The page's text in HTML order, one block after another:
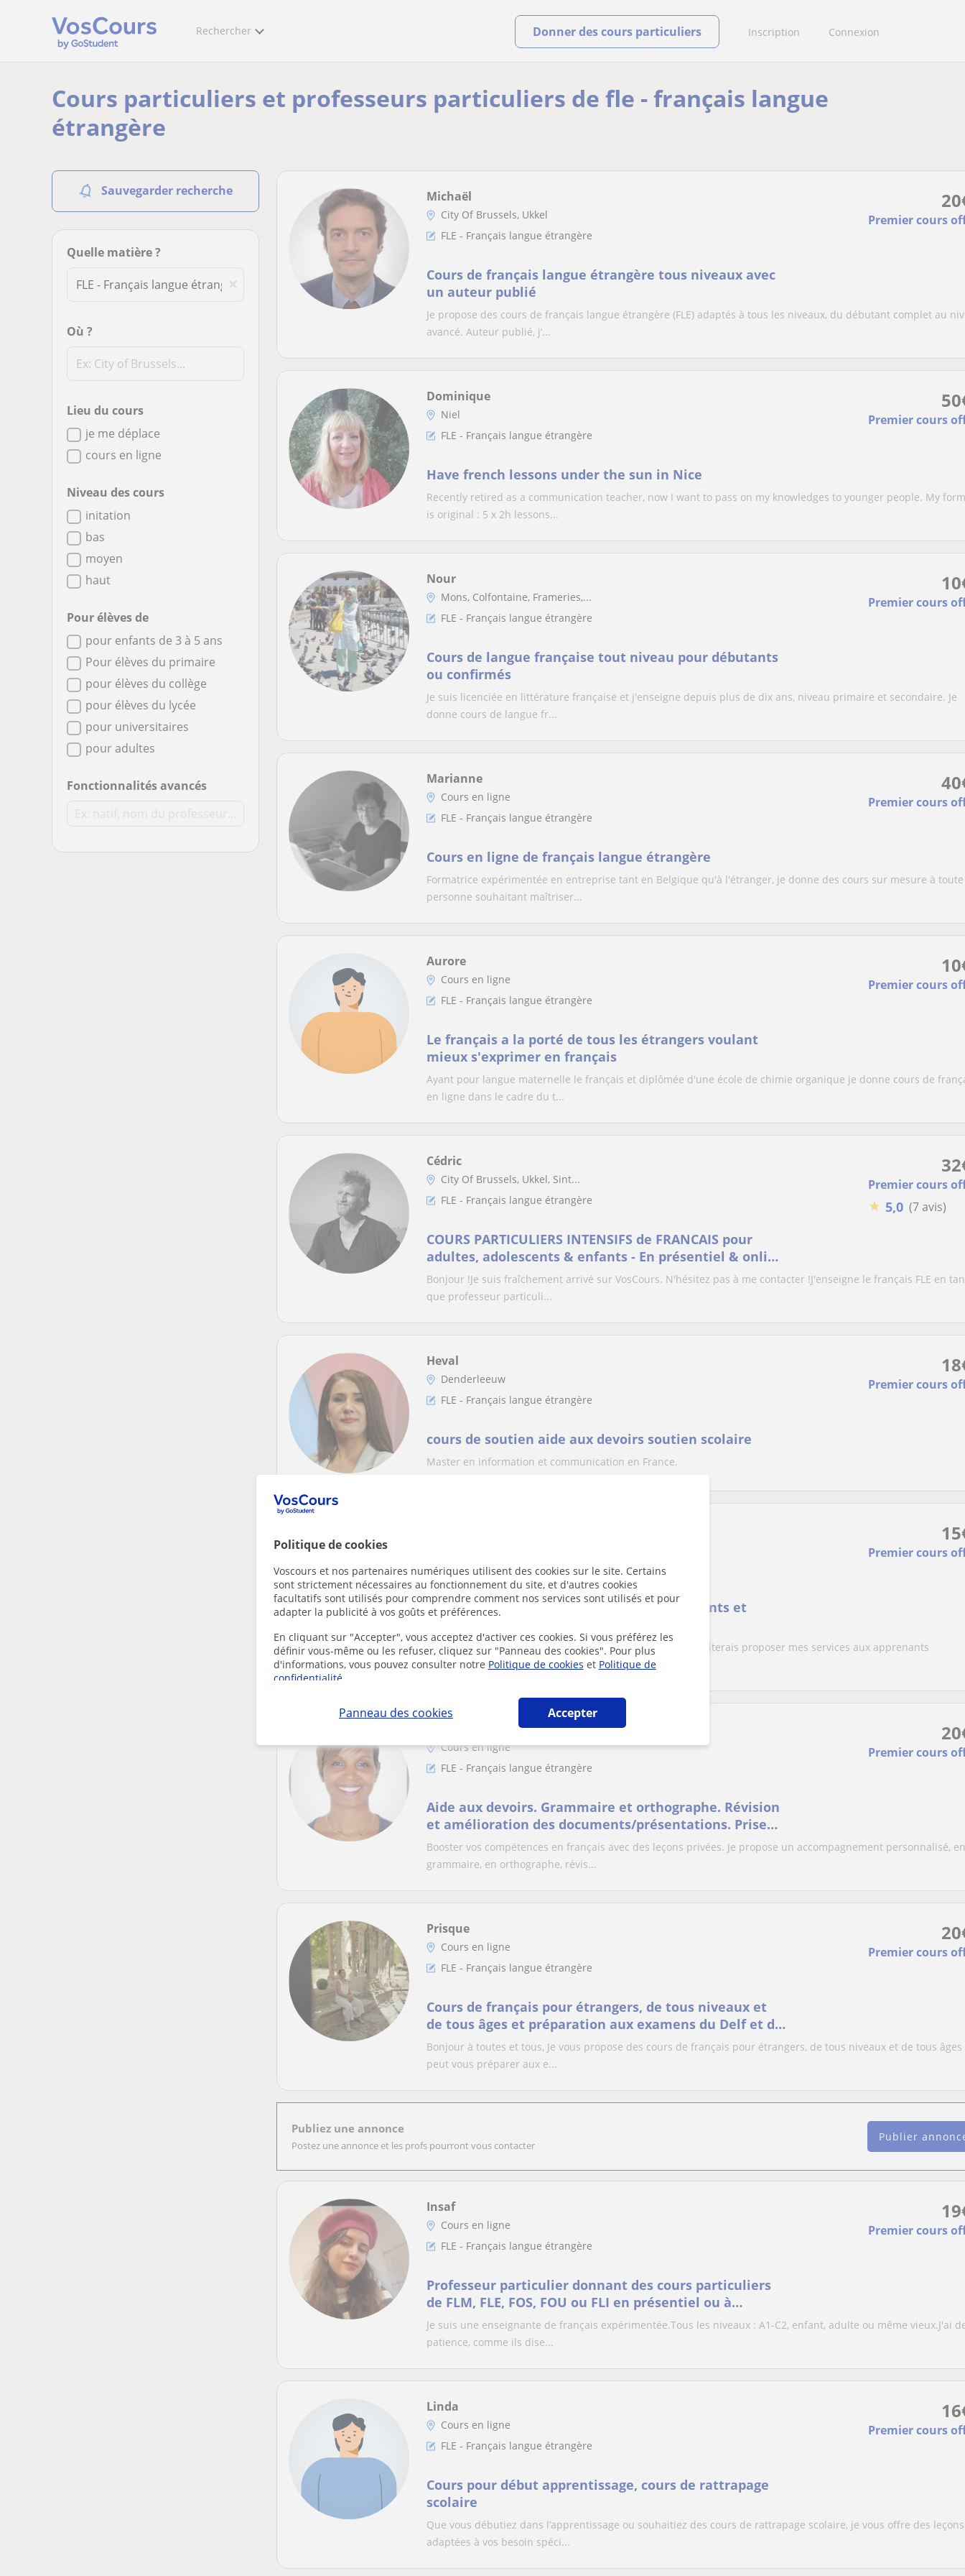
Politique de cookies
Voscours et nos partenaires numériques utilisent des cookies sur le site. Certains
sont strictement nécessaires au fonctionnement du site, et d'autres cookies
facultatifs sont utilisés pour comprendre comment nos services sont utilisés et pour
adapter la publicité à vos goûts et préférences.
En cliquant sur "Accepter", vous acceptez d'activer ces cookies. Si vous préférez les
définir vous-même ou les refuser, cliquez sur "Panneau des cookies". Pour plus
d'informations, vous pouvez consulter notre Politique de cookies et Politique de
confidentialité.
Panneau des cookies Accepter
Rechercher Inscription Connexion
Donner des cours particuliers
Cours particuliers et professeurs particuliers de fle - français langue
étrangère
Sauvegarder recherche
Quelle matière ?
Où ?
Lieu du cours
je me déplace
cours en ligne
Niveau des cours
initation
bas
moyen
haut
Pour élèves de
pour enfants de 3 à 5 ans
Pour élèves du primaire
pour élèves du collège
pour élèves du lycée
pour universitaires
pour adultes
Fonctionnalités avancés
20
Premier cours
Michaël
City Of Brussels, Ukkel
FLE - Français langue étrangère
Cours de français langue étrangère tous niveaux avec
un auteur publié
Je propose des cours de français langue étrangère (FLE) adaptés à tous les niveaux, du débutant complet au
avancé. Auteur publié, j’...
50
Premier cours
Dominique
Niel
FLE - Français langue étrangère
Have french lessons under the sun in Nice
Recently retired as a communication teacher, now I want to pass on my knowledges to younger people. My
is original : 5 x 2h lessons...
10
Premier cours
Nour
Mons, Colfontaine, Frameries,...
FLE - Français langue étrangère
Cours de langue française tout niveau pour débutants
ou confirmés
Je suis licenciée en littérature française et j'enseigne depuis plus de dix ans, niveau primaire et secondaire. Je
donne cours de langue fr...
40
Premier cours
Marianne
Cours en ligne
FLE - Français langue étrangère
Cours en ligne de français langue étrangère
Formatrice expérimentée en entreprise tant en Belgique qu'à l'étranger, je donne des cours sur mesure à toute
personne souhaitant maîtriser...
10
Premier cours
Aurore
Cours en ligne
FLE - Français langue étrangère
Le français a la porté de tous les étrangers voulant
mieux s'exprimer en français
Ayant pour langue maternelle le français et diplômée d'une école de chimie organique je donne cours de
en ligne dans le cadre du t...
32
Premier cours
★ 5,0 (7 avis)
Cédric
City Of Brussels, Ukkel, Sint...
FLE - Français langue étrangère
COURS PARTICULIERS INTENSIFS de FRANCAIS pour
adultes, adolescents & enfants - En présentiel & online
/ PRIVATE INTENSIVE FRENCH COURSES for adults,
teens & children - Face-to-face & online
Bonjour !Je suis fraîchement arrivé sur VosCours. N'hésitez pas à me contacter !J'enseigne le français FLE en
que professeur particuli...
18
Premier cours
Heval
Denderleeuw
FLE - Français langue étrangère
cours de soutien aide aux devoirs soutien scolaire
Master en information et communication en France.
15
Premier cours
FLE - Français langue étrangère
Cours de français langue étrangère (débutants et
Professeure de français depuis quelques années, je souhaiterais proposer mes services aux apprenants
allophones. Passionnée par mon métier,...
20
Premier cours
Cours en ligne
FLE - Français langue étrangère
Aide aux devoirs. Grammaire et orthographe. Révision
et amélioration des documents/présentations. Prise
de parole en public
Booster vos compétences en français avec des leçons privées. Je propose un accompagnement personnalisé, en
grammaire, en orthographe, révis...
20
Premier cours
Prisque
Cours en ligne
FLE - Français langue étrangère
Cours de français pour étrangers, de tous niveaux et
de tous âges et préparation aux examens du Delf et du
Dalf
Bonjour à toutes et tous, Je vous propose des cours de français pour étrangers, de tous niveaux et de tous âges
peut vous préparer aux e...
Publiez une annonce
Postez une annonce et les profs pourront vous contacter
Publier
19
Premier cours
Insaf
Cours en ligne
FLE - Français langue étrangère
Professeur particulier donnant des cours particuliers
de FLM, FLE, FOS, FOU ou FLI en présentiel ou à
distance
Je suis une enseignante de français expérimentée.Tous les niveaux : A1-C2, enfant, adulte ou même vieux.J'ai
patience, comme ils dise...
16
Premier cours
Linda
Cours en ligne
FLE - Français langue étrangère
Cours pour début apprentissage, cours de rattrapage
scolaire
Que vous débutiez dans l’apprentissage ou souhaitiez des cours de rattrapage scolaire, je vous offre des leçons
adaptées à vos besoin spéci...